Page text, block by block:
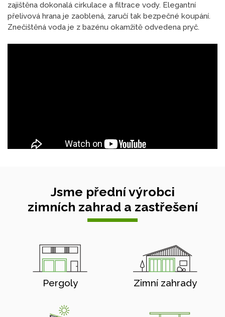
zajištěna dokonalá cirkulace a filtrace vody. Elegantní
přelivová hrana je zaoblená, zaručí tak bezpečné koupání.
Znečištěná voda je z bazénu okamžitě odvedena pryč.
Jsme přední výrobci
zimních zahrad a zastřešení
Pergoly Zimní zahrady